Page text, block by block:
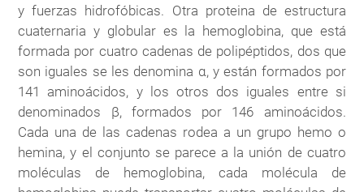
y fuerzas hidrofóbicas. Otra proteina de estructura
cuaternaria y globular es la hemoglobina, que está
formada por cuatro cadenas de polipéptidos, dos que
son iguales se les denomina α, y están formados por
141 aminoácidos, y los otros dos iguales entre si
denominados β, formados por 146 aminoácidos.
Cada una de las cadenas rodea a un grupo hemo o
hemina, y el conjunto se parece a la unión de cuatro
moléculas de hemoglobina, cada molécula de